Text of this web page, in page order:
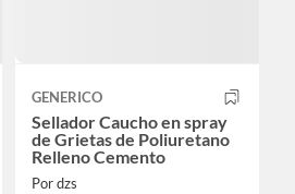
GENERICO
Sellador Caucho en spray
de Grietas de Poliuretano
Relleno Cemento
Por dzs